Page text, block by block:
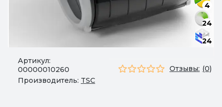
4
24
24
Артикул:
00000010260
Производитель: TSC
Отзывы: (0)